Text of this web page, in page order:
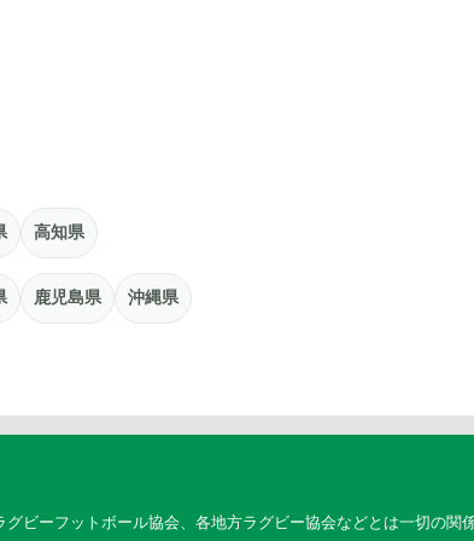
高知県
鹿児島県 沖縄県
ビーフットボール協会、各地方ラグビー協会などとは一切の関